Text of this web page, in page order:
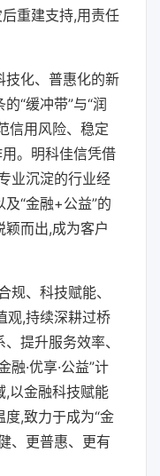
重建支持,用责任
技化、普惠化的新
“缓冲带”与“润
信用风险、稳定
。明科佳信凭借
业沉淀的行业经
“金融+公益”的
而出,成为客户
规、科技赋能、
观,持续深耕过桥
提升服务效率、
·优享·公益”计
,以金融科技赋能
,致力于成为“金
、更普惠、更有